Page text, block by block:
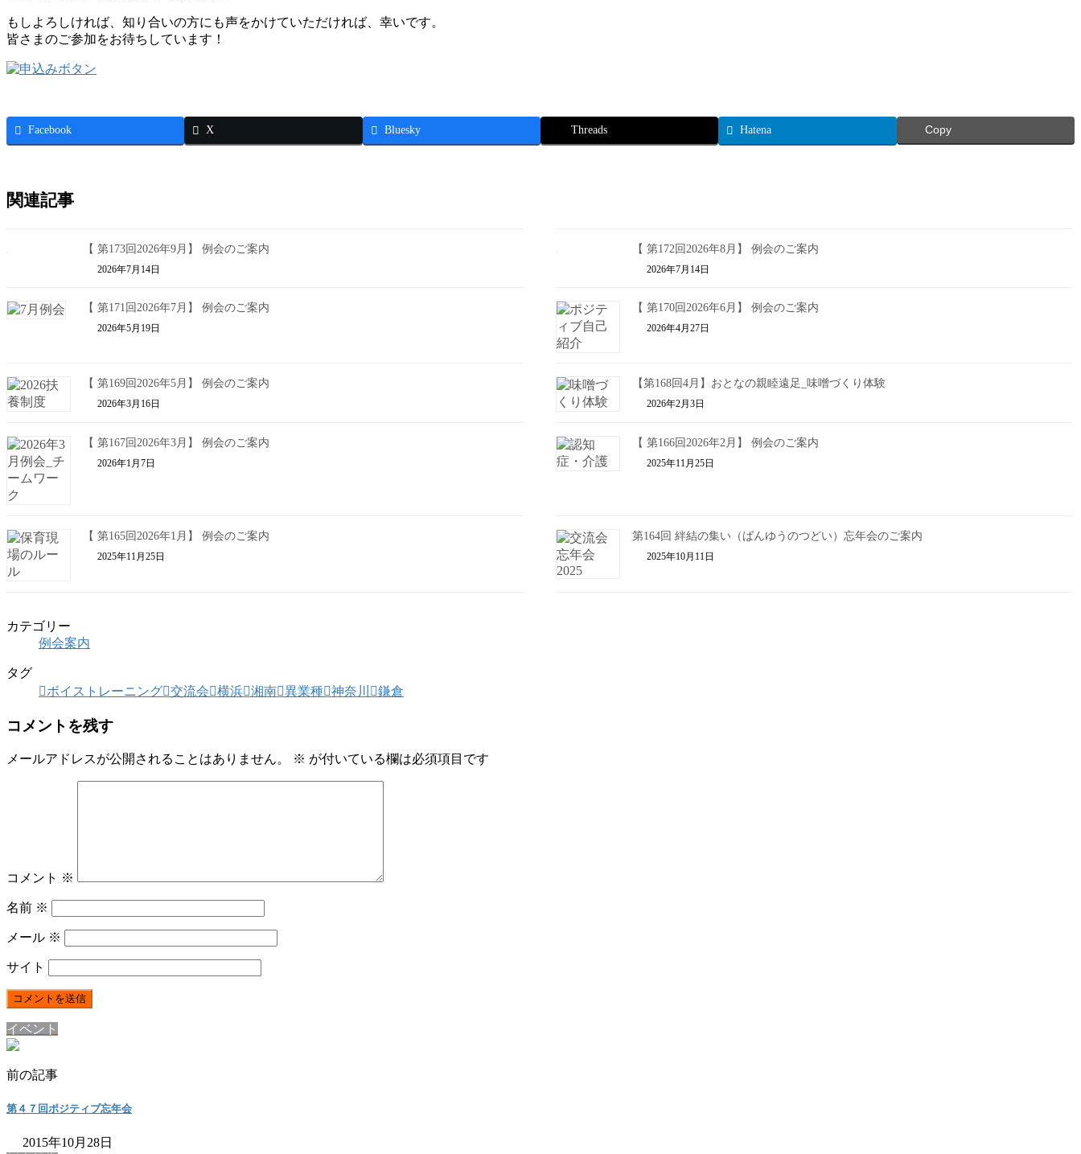
もしよろしければ、知り合いの方にも声をかけていただければ、幸いです。
皆さまのご参加をお待ちしています！
Facebook X Bluesky Threads Hatena Copy
関連記事
【 第173回2026年9月】 例会のご案内
2026年7月14日
【 第172回2026年8月】 例会のご案内
2026年7月14日
【 第171回2026年7月】 例会のご案内
2026年5月19日
【 第170回2026年6月】 例会のご案内
2026年4月27日
【 第169回2026年5月】 例会のご案内
2026年3月16日
【第168回4月】おとなの親睦遠足_味噌づくり体験
2026年2月3日
【 第167回2026年3月】 例会のご案内
2026年1月7日
【 第166回2026年2月】 例会のご案内
2025年11月25日
【 第165回2026年1月】 例会のご案内
2025年11月25日
第164回 絆結の集い（ばんゆうのつどい）忘年会のご案内
2025年10月11日
カテゴリー
例会案内
タグ
ボイストレーニング 交流会 横浜 湘南 異業種 神奈川 鎌倉
コメントを残す
メールアドレスが公開されることはありません。 ※ が付いている欄は必須項目です
コメント ※
名前 ※
メール ※
サイト
イベント
前の記事
第４７回ポジティブ忘年会
2015年10月28日